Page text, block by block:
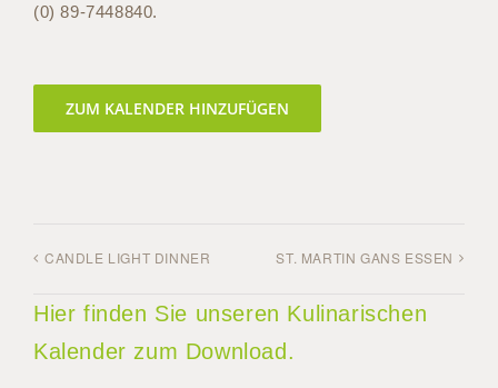
(0) 89-7448840.
ZUM KALENDER HINZUFÜGEN
CANDLE LIGHT DINNER ST. MARTIN GANS ESSEN
Hier finden Sie unseren Kulinarischen
Kalender zum Download.